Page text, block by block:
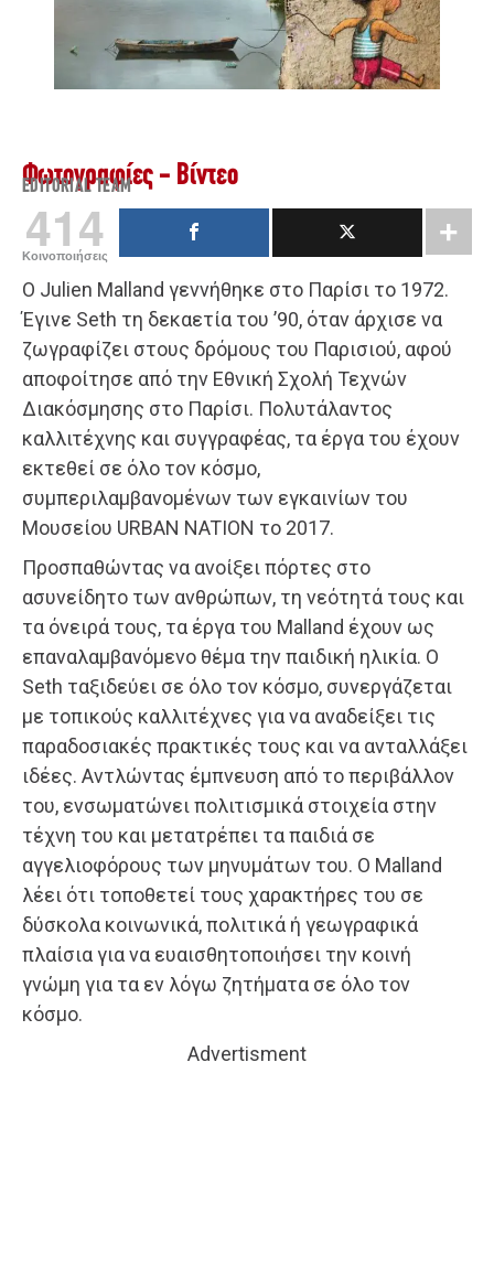
Φωτογραφίες - Βίντεο
EDITORIAL TEAM
414
Κοινοποιήσεις
Ο Julien Malland γεννήθηκε στο Παρίσι το 1972.
Έγινε Seth τη δεκαετία του ’90, όταν άρχισε να
ζωγραφίζει στους δρόμους του Παρισιού, αφού
αποφοίτησε από την Εθνική Σχολή Τεχνών
Διακόσμησης στο Παρίσι. Πολυτάλαντος
καλλιτέχνης και συγγραφέας, τα έργα του έχουν
εκτεθεί σε όλο τον κόσμο,
συμπεριλαμβανομένων των εγκαινίων του
Μουσείου URBAN NATION το 2017.
Προσπαθώντας να ανοίξει πόρτες στο
ασυνείδητο των ανθρώπων, τη νεότητά τους και
τα όνειρά τους, τα έργα του Malland έχουν ως
επαναλαμβανόμενο θέμα την παιδική ηλικία. Ο
Seth ταξιδεύει σε όλο τον κόσμο, συνεργάζεται
με τοπικούς καλλιτέχνες για να αναδείξει τις
παραδοσιακές πρακτικές τους και να ανταλλάξει
ιδέες. Αντλώντας έμπνευση από το περιβάλλον
του, ενσωματώνει πολιτισμικά στοιχεία στην
τέχνη του και μετατρέπει τα παιδιά σε
αγγελιοφόρους των μηνυμάτων του. Ο Malland
λέει ότι τοποθετεί τους χαρακτήρες του σε
δύσκολα κοινωνικά, πολιτικά ή γεωγραφικά
πλαίσια για να ευαισθητοποιήσει την κοινή
γνώμη για τα εν λόγω ζητήματα σε όλο τον
κόσμο.
Advertisment